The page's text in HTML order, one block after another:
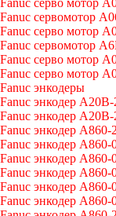
Fanuc серво мотор
Fanuc сервомотор
Fanuc серво мотор
Fanuc сервомотор
Fanuc серво мотор
Fanuc серво мотор
Fanuc энкодеры
Fanuc энкодер
Fanuc энкодер A20B-
Fanuc энкодер A860-
Fanuc энкодер A860-
Fanuc энкодер A860-
Fanuc энкодер A860-
Fanuc энкодер A860-
Fanuc энкодер A860-